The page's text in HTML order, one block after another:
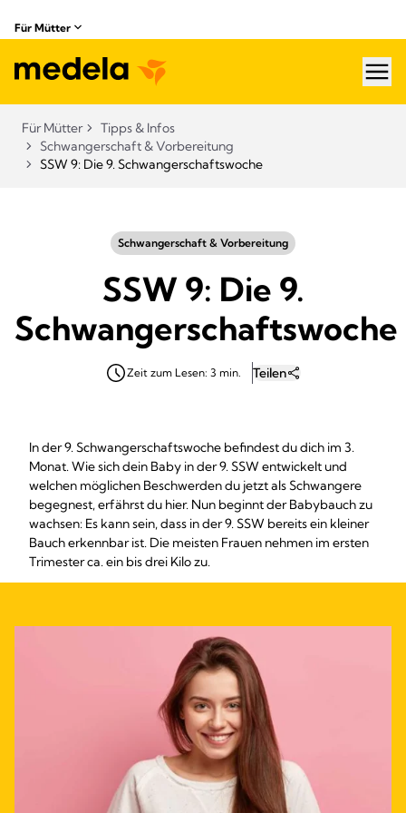
Für Mütter
Für Mütter
Tipps & Infos
Schwangerschaft & Vorbereitung
SSW 9: Die 9. Schwangerschaftswoche
Schwangerschaft & Vorbereitung
SSW 9: Die 9.
Schwangerschaftswoche
Zeit zum Lesen: 3 min. Teilen
In der 9. Schwangerschaftswoche befindest du dich im 3.
Monat. Wie sich dein Baby in der 9. SSW entwickelt und
welchen möglichen Beschwerden du jetzt als Schwangere
begegnest, erfährst du hier. Nun beginnt der Babybauch zu
wachsen: Es kann sein, dass in der 9. SSW bereits ein kleiner
Bauch erkennbar ist. Die meisten Frauen nehmen im ersten
Trimester ca. ein bis drei Kilo zu.